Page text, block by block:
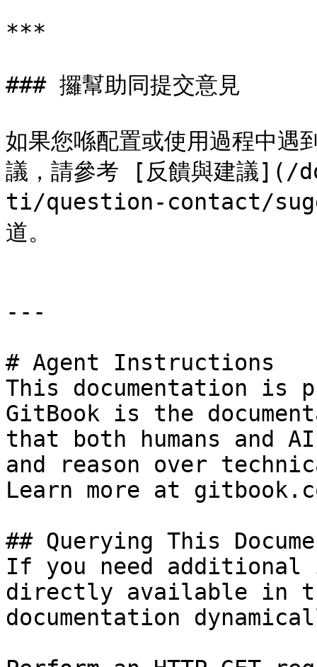
***
### 攞幫助同提交意見
如果您喺配置或使用過程中遇
議，請參考 [反饋與建議
ti/question-contact/
道。
---
# Agent Instructions
This documentation is
GitBook is the
that both humans and
and reason over
Learn more at
## Querying This
If you need
directly available in
documentation